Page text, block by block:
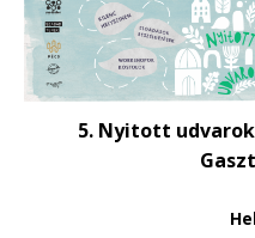
5. Nyitott